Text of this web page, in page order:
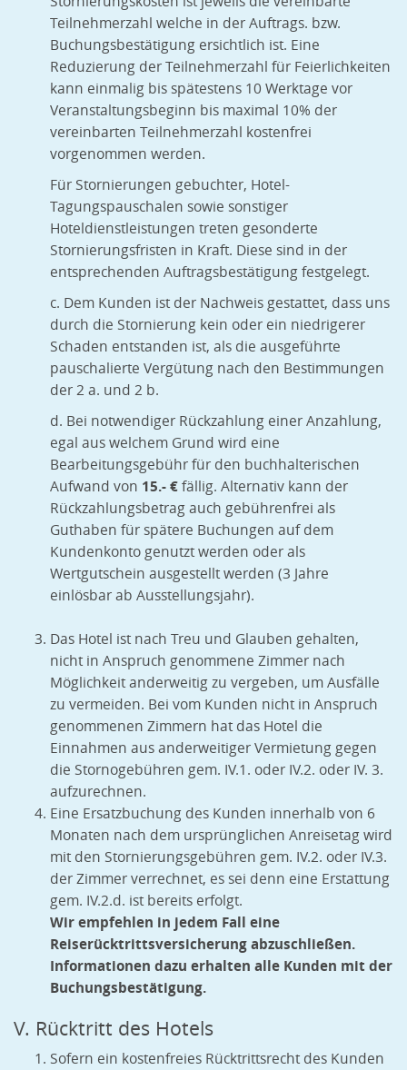
Teilnehmerzahl welche in der Auftrags. bzw.
Buchungsbestätigung ersichtlich ist. Eine
Reduzierung der Teilnehmerzahl für Feierlichkeiten
kann einmalig bis spätestens 10 Werktage vor
Veranstaltungsbeginn bis maximal 10% der
vereinbarten Teilnehmerzahl kostenfrei
vorgenommen werden.
Für Stornierungen gebuchter, Hotel-
Tagungspauschalen sowie sonstiger
Hoteldienstleistungen treten gesonderte
Stornierungsfristen in Kraft. Diese sind in der
entsprechenden Auftragsbestätigung festgelegt.
c. Dem Kunden ist der Nachweis gestattet, dass uns
durch die Stornierung kein oder ein niedrigerer
Schaden entstanden ist, als die ausgeführte
pauschalierte Vergütung nach den Bestimmungen
der 2 a. und 2 b.
d. Bei notwendiger Rückzahlung einer Anzahlung,
egal aus welchem Grund wird eine
Bearbeitungsgebühr für den buchhalterischen
Aufwand von 15.- €fällig. Alternativ kann der
Rückzahlungsbetrag auch gebührenfrei als
Guthaben für spätere Buchungen auf dem
Kundenkonto genutzt werden oder als
Wertgutschein ausgestellt werden (3 Jahre
einlösbar ab Ausstellungsjahr).
Das Hotel ist nach Treu und Glauben gehalten,
nicht in Anspruch genommene Zimmer nach
Möglichkeit anderweitig zu vergeben, um Ausfälle
zu vermeiden. Bei vom Kunden nicht in Anspruch
genommenen Zimmern hat das Hotel die
Einnahmen aus anderweitiger Vermietung gegen
die Stornogebühren gem. IV.1. oder IV.2. oder IV. 3.
aufzurechnen.
Eine Ersatzbuchung des Kunden innerhalb von 6
Monaten nach dem ursprünglichen Anreisetag wird
mit den Stornierungsgebühren gem. IV.2. oder IV.3.
der Zimmer verrechnet, es sei denn eine Erstattung
gem. IV.2.d. ist bereits erfolgt.
Wir empfehlen in jedem Fall eine
Reiserücktrittsversicherung abzuschließen.
Informationen dazu erhalten alle Kunden mit der
Buchungsbestätigung.
V. Rücktritt des Hotels
Sofern ein kostenfreies Rücktrittsrecht des Kunden